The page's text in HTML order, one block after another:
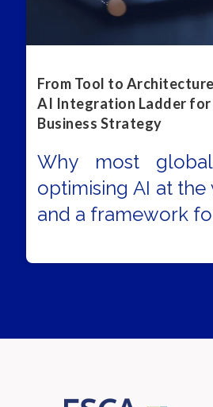
From Tool to
AI Integration Ladder for
Business Strategy
Why most
optimising AI at
and a framework